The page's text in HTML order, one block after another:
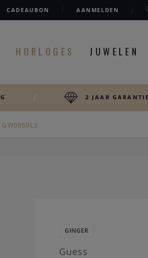
CADEAUBON AANMELDEN
HORLOGES JUWELEN
2 JAAR GARANTIE
GINGER
Guess